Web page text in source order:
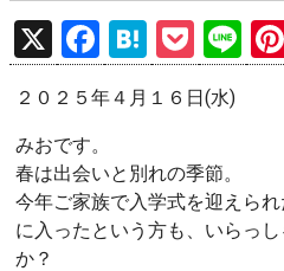
X
F
a
ce
o
o
H
at
e
a
P
o
ck
et
Li
n
２０２５年４月１６日(水)
みおです。
春は出会いと別れの季節。
今年ご家族で入学式を迎えら
に入ったという方も、いらっ
か？